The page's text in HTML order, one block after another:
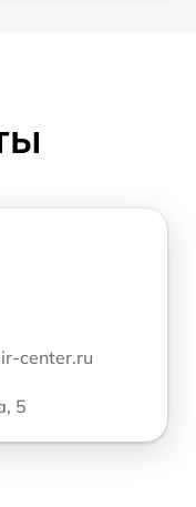
center.ru
5